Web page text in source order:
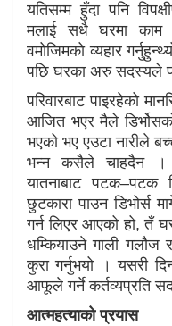
यतिसम्म हुँदा पनि
मलाई सधै घरमा काम
वमोजिमको व्यहार
पछि घरका अरु सदस्यले
परिवारबाट पाइरहेको
आजित भएर मैले
भएको भए एउटा नारीले
भन्न कसैले चाहदैन ।
यातनाबाट पटक–पटक
छुटकारा पाउन डिभोर्स
गर्न लिएर आएको हो, तँ
धम्कियाउने गाली गलौज
कुरा गर्नुभयो । यसरी
आफूले गर्ने कर्तव्यप्रति
आत्महत्याको प्रयास